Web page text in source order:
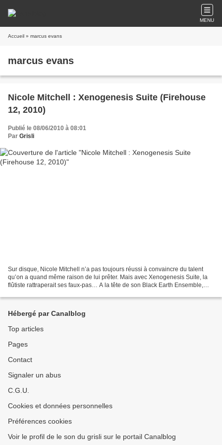
MENU
Accueil » marcus evans
marcus evans
Nicole Mitchell : Xenogenesis Suite (Firehouse
12, 2010)
Publié le 08/06/2010 à 08:01
Par Grisli
Sur disque, Nicole Mitchell n’a pas toujours réussi à convaincre du talent
qu’on a quand même raison de lui prêter. Mais avec Xenogenesis Suite, la
flûtiste rattraperait ses faux-pas… A la tête de son Black Earth Ensemble,
Hébergé par Canalblog
Top articles
Pages
Contact
Signaler un abus
C.G.U.
Cookies et données personnelles
Préférences cookies
Voir le profil de le son du grisli sur le portail Canalblog